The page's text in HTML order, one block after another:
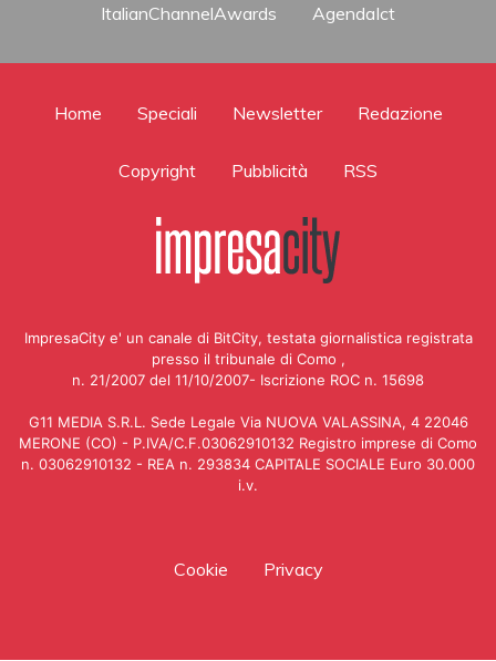
ItalianChannelAwards
AgendaIct
Home Speciali Newsletter Redazione
Copyright Pubblicità RSS
ImpresaCity e' un canale di BitCity, testata giornalistica registrata
presso il tribunale di Como ,
n. 21/2007 del 11/10/2007- Iscrizione ROC n. 15698
G11 MEDIA S.R.L. Sede Legale Via NUOVA VALASSINA, 4 22046
MERONE (CO) - P.IVA/C.F.03062910132 Registro imprese di Como
n. 03062910132 - REA n. 293834 CAPITALE SOCIALE Euro 30.000
i.v.
Cookie Privacy